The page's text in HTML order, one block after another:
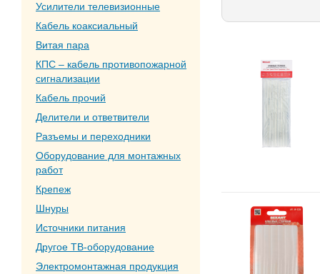
Усилители телевизионные
Кабель коаксиальный
Витая пара
КПС – кабель противопожарной
сигнализации
Кабель прочий
Делители и ответвители
Разъемы и переходники
Оборудование для монтажных
работ
Крепеж
Шнуры
Источники питания
Другое ТВ-оборудование
Электромонтажная продукция